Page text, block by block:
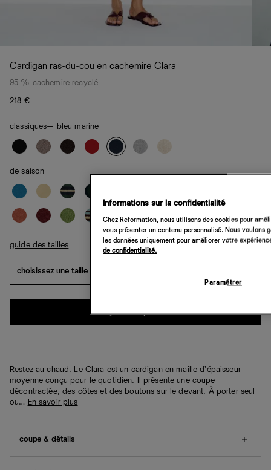
Cardigan ras-du-cou en cachemire Clara
95 % cachemire recyclé
218 €
classiques— bleu marine
de saison
guide des tailles
choisissez une taille
ajouter au panier
Restez au chaud. Le Clara est un cardigan en maille d'épaisseur
moyenne conçu pour le quotidien. Il présente une coupe
décontractée, des côtes et des boutons sur le devant. À porter seul
ou… En savoir plus
coupe & détails
Informations sur la confidentialité
Chez Reformation, nous utilisons des cookies pour
vous présenter un contenu personnalisé. Nous
les données uniquement pour améliorer votre
de confidentialité.
Paramétrer